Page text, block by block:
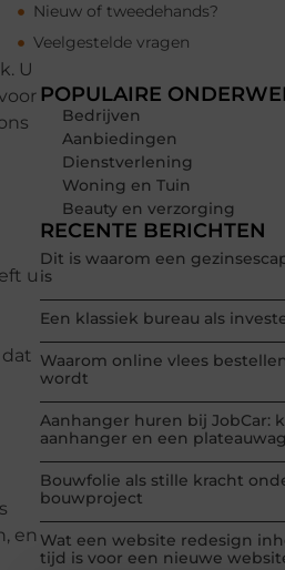
U
u
en
Nieuw of tweedehands?
Veelgestelde vragen
POPULAIRE
Bedrijven
Aanbiedingen
Dienstverlening
Woning en Tuin
Beauty en verzorging
RECENTE BERICHTEN
Dit is waarom een
is
Een klassiek bureau als
Waarom online vlees
wordt
Aanhanger huren bij JobCar:
aanhanger en een
Bouwfolie als stille kracht
bouwproject
Wat een website redesign
tijd is voor een nieuwe